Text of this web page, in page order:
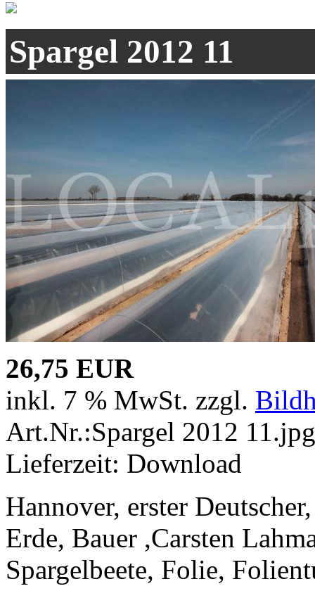
Spargel 2012 11
26,75 EUR
inkl. 7 % MwSt. zzgl.
Art.Nr.:Spargel 2012 11.jpg
Lieferzeit: Download
Hannover, erster
Erde, Bauer ,Carsten
Spargelbeete, Folie,